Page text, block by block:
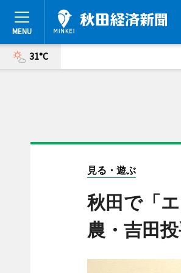
31°C
見る・遊ぶ
秋田で「
農・吉田